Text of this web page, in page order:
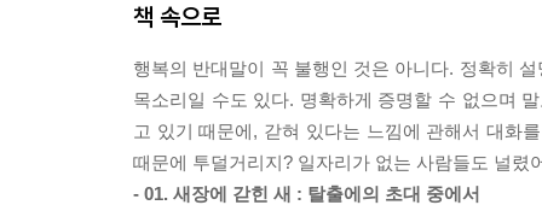
책 속으로
행복의 반대말이 꼭 불행인 것은 아니다. 정확히
목소리일 수도 있다. 명확하게 증명할 수 없으며
고 있기 때문에, 갇혀 있다는 느낌에 관해서 대화
때문에 투덜거리지? 일자리가 없는 사람들도 널렸
- 01. 새장에 갇힌 새 : 탈출에의 초대 중에서